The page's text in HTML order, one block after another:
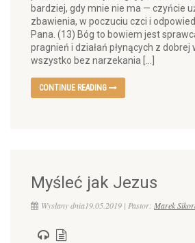
bardziej, gdy mnie nie ma — czyńcie
zbawienia, w poczuciu czci i
Pana. (13) Bóg to bowiem jest
pragnień i działań płynących z dobrej
wszystko bez narzekania […]
CONTINUE READING
Myśleć jak Jezus
Wysłany dnia19.05.2019 | Pastor: Marek